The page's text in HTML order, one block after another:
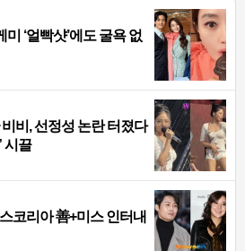
‘얼빡샷’에도 굴욕 없
비, 선정성 논란 터졌다
시끌
코리아 善+미스 인터내